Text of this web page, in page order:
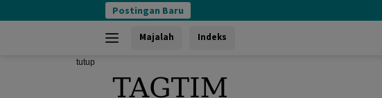
ke
Postingan Baru
Majalah Indeks
tutup